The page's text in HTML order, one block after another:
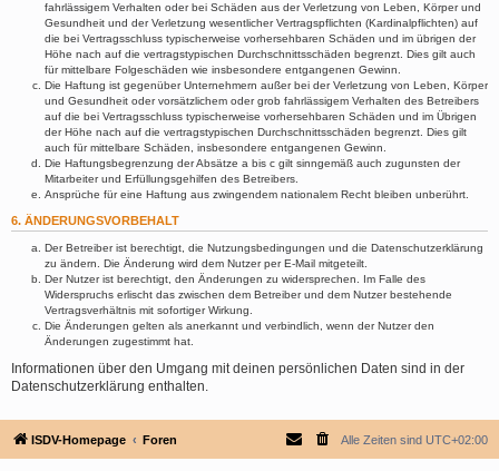
fahrlässigem Verhalten oder bei Schäden aus der Verletzung von Leben, Körper und
Gesundheit und der Verletzung wesentlicher Vertragspflichten (Kardinalpflichten) auf
die bei Vertragsschluss typischerweise vorhersehbaren Schäden und im übrigen der
Höhe nach auf die vertragstypischen Durchschnittsschäden begrenzt. Dies gilt auch
für mittelbare Folgeschäden wie insbesondere entgangenen Gewinn.
Die Haftung ist gegenüber Unternehmern außer bei der Verletzung von Leben, Körper
und Gesundheit oder vorsätzlichem oder grob fahrlässigem Verhalten des Betreibers
auf die bei Vertragsschluss typischerweise vorhersehbaren Schäden und im Übrigen
der Höhe nach auf die vertragstypischen Durchschnittsschäden begrenzt. Dies gilt
auch für mittelbare Schäden, insbesondere entgangenen Gewinn.
Die Haftungsbegrenzung der Absätze a bis c gilt sinngemäß auch zugunsten der
Mitarbeiter und Erfüllungsgehilfen des Betreibers.
Ansprüche für eine Haftung aus zwingendem nationalem Recht bleiben unberührt.
6. ÄNDERUNGSVORBEHALT
Der Betreiber ist berechtigt, die Nutzungsbedingungen und die Datenschutzerklärung
zu ändern. Die Änderung wird dem Nutzer per E-Mail mitgeteilt.
Der Nutzer ist berechtigt, den Änderungen zu widersprechen. Im Falle des
Widerspruchs erlischt das zwischen dem Betreiber und dem Nutzer bestehende
Vertragsverhältnis mit sofortiger Wirkung.
Die Änderungen gelten als anerkannt und verbindlich, wenn der Nutzer den
Änderungen zugestimmt hat.
Informationen über den Umgang mit deinen persönlichen Daten sind in der
Datenschutzerklärung enthalten.
ISDV-Homepage Foren Alle Zeiten sind UTC+02:00